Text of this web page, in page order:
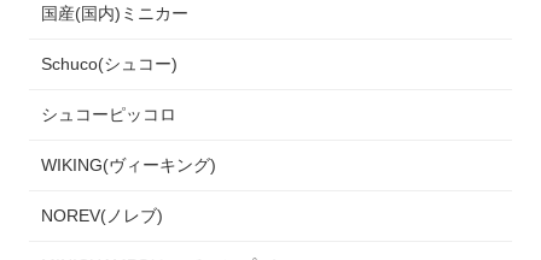
国産(国内)ミニカー
Schuco(シュコー)
シュコーピッコロ
WIKING(ヴィーキング)
NOREV(ノレブ)